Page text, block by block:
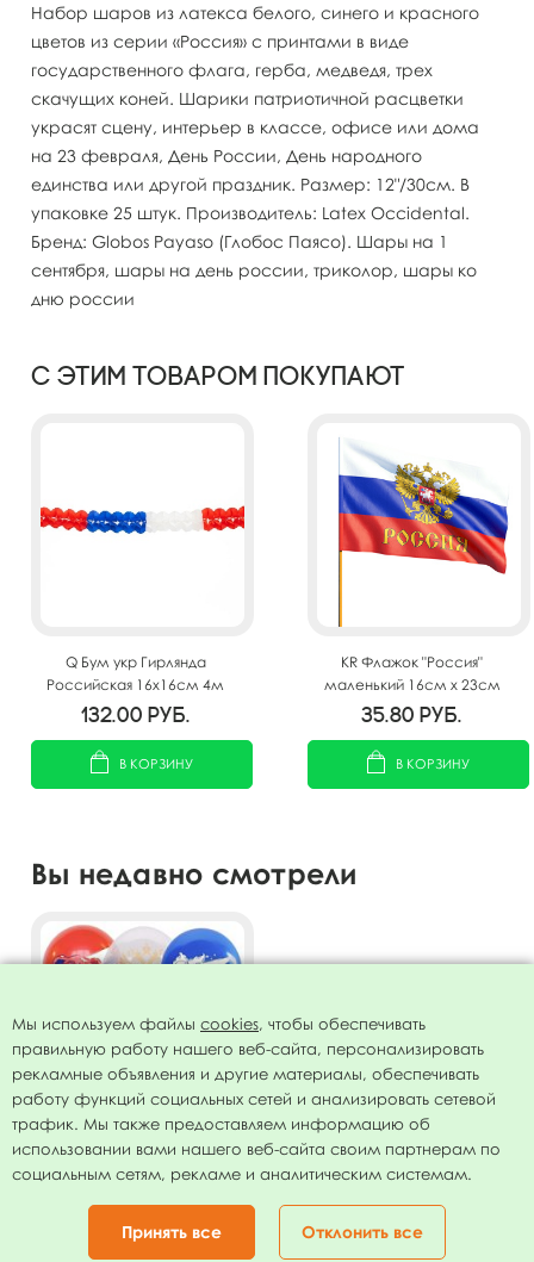
Набор шаров из латекса белого, синего и красного
цветов из серии «Россия» с принтами в виде
государственного флага, герба, медведя, трех
скачущих коней. Шарики патриотичной расцветки
украсят сцену, интерьер в классе, офисе или дома
на 23 февраля, День России, День народного
единства или другой праздник. Размер: 12"/30см. В
упаковке 25 штук. Производитель: Latex Occidental.
Бренд: Globos Payaso (Глобос Паясо). Шары на 1
сентября, шары на день россии, триколор, шары ко
дню россии
С этим товаром покупают
Q Бум укр Гирлянда
Российская 16х16см 4м
SA9210 бск
132.00 руб.
В КОРЗИНУ
KR Флажок "Россия"
маленький 16см х 23см
(полиэфирный шелк,
35.80 руб.
В КОРЗИНУ
Вы недавно смотрели
Воздушные шары ассорти
рис Россия 25шт 12"/30см
435.00руб.
Мы используем файлы cookies, чтобы обеспечивать
правильную работу нашего веб-сайта, персонализировать
рекламные объявления и другие материалы, обеспечивать
работу функций социальных сетей и анализировать сетевой
трафик. Мы также предоставляем информацию об
использовании вами нашего веб-сайта своим партнерам по
социальным сетям, рекламе и аналитическим системам.
Принять все Отклонить все